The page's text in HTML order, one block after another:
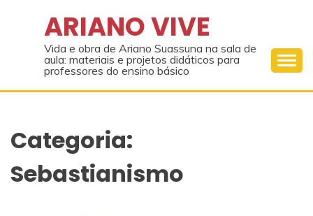
ARIANO VIVE
Vida e obra de Ariano Suassuna na sala de
aula: materiais e projetos didáticos para
professores do ensino básico
Categoria:
Sebastianismo